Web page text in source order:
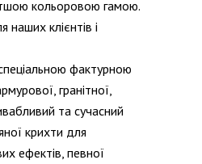
кольоровою гамою.
наших клієнтів і
фактурною
гранітної,
та сучасний
крихти для
ефектів, певної